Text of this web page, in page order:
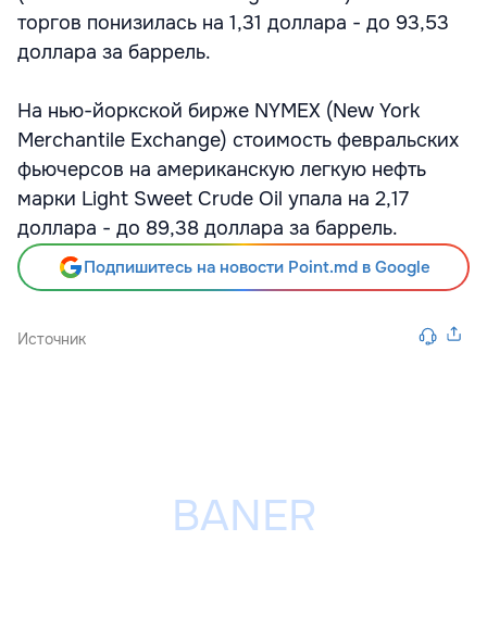
торгов понизилась на 1,31 доллара - до 93,53
доллара за баррель.
На нью-йоркской бирже NYMEХ (New York
Merchantile Exchange) стоимость февральских
фьючерсов на американскую легкую нефть
марки Light Sweet Crude Oil упала на 2,17
доллара - до 89,38 доллара за баррель.
Подпишитесь на новости Point.md в Google
Источник